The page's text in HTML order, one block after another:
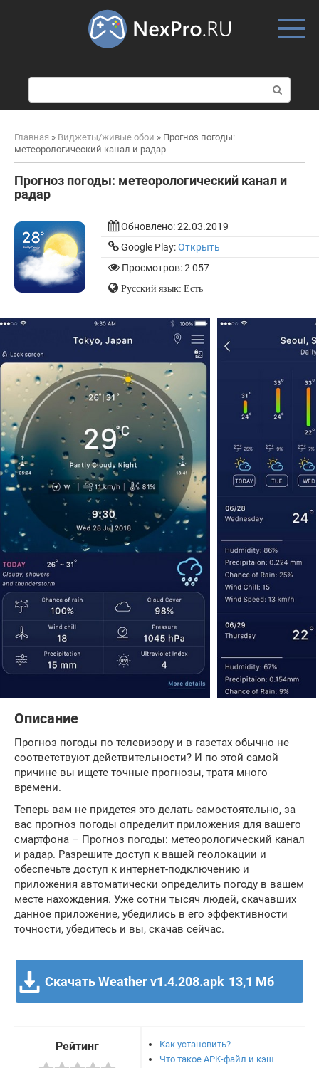
о
и
к
:
Главная » Виджеты/живые обои » Прогноз погоды:
метеорологический канал и радар
Прогноз погоды: метеорологический канал и
радар
Обновлено:22.03.2019
Google Play:Открыть
Просмотров: 2 057
Русский язык: Есть
Описание
Прогноз погоды по телевизору и в газетах обычно не
соответствуют действительности? И по этой самой
причине вы ищете точные прогнозы, тратя много
времени.
Теперь вам не придется это делать самостоятельно, за
вас прогноз погоды определит приложения для вашего
смартфона – Прогноз погоды: метеорологический канал
и радар. Разрешите доступ к вашей геолокации и
обеспечьте доступ к интернет-подключению и
приложения автоматически определить погоду в вашем
месте нахождения. Уже сотни тысяч людей, скачавших
данное приложение, убедились в его эффективности
точности, убедитесь и вы, скачав сейчас.
Скачать Weather v1.4.208.apk 13,1 Мб
Рейтинг
Как установить?
Что такое APK-файл и кэш